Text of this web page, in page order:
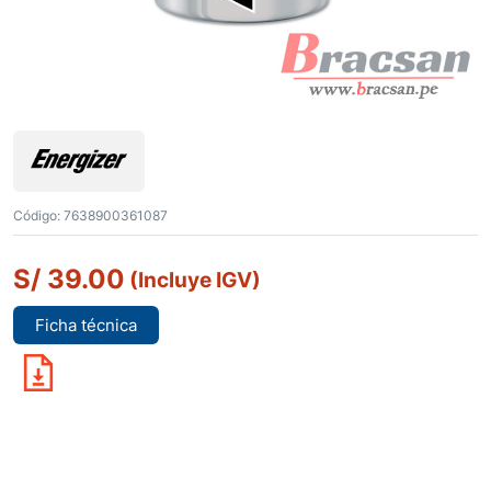
Código: 7638900361087
S/ 39.00 (Incluye IGV)
Ficha técnica